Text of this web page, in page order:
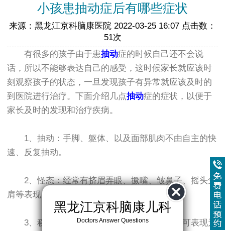
小孩患抽动症后有哪些症状
来源：黑龙江京科脑康医院 2022-03-25 16:07 点击数：
51次
有很多的孩子由于患抽动症的时候自己还不会说
话，所以不能够表达自己的感受，这时候家长就应该时
刻观察孩子的状态，一旦发现孩子有异常就应该及时的
到医院进行治疗。下面介绍几点抽动症的症状，以便于
家长及时的发现和治疗疾病。
1、抽动：手脚、躯体、以及面部肌肉不由自主的快
速、反复抽动。
2、怪态：经常有挤眉弄眼、撅嘴、皱鼻子、摇头耸
肩等表现。
3、秽语：喉部经常会发生怪异的声音，也可表现为
黑龙江京科脑康儿科
Doctors Answer Questions